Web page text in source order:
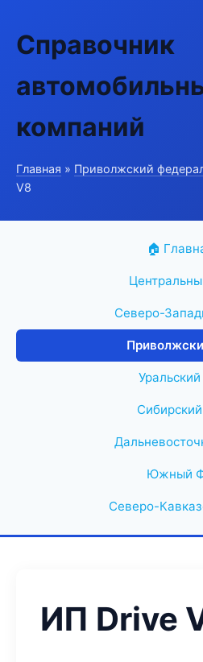
Справочник
компаний
Главная » Приволжский
V8
🏠
Северо-
Южный
Северо-
ИП Drive